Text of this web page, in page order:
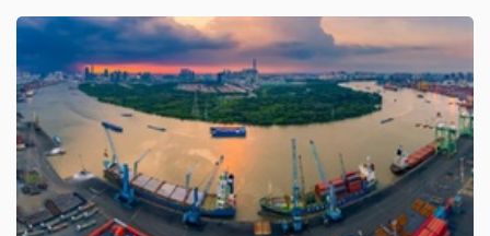
NGUYÊN
VẬT
LIỆU
CÔNG